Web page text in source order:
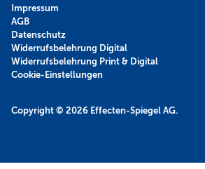
Copyright © 2026 Effecten-Spiegel AG.
Impressum
AGB
Datenschutz
Widerrufsbelehrung Digital
Widerrufsbelehrung Print & Digital
Cookie-Einstellungen